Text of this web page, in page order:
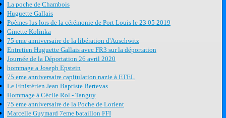
La poche de Chambois
Huguette Gallais
Poèmes lus lors de la cérémonie de Port Louis le 23 05 2019
Ginette Kolinka
75 eme anniversaire de la libération d'Auschwitz
Entretien Huguette Gallais avec FR3 sur la déportation
Journée de la Déportation 26 avril 2020
hommage a Joseph Epstein
75 eme anniversaire capitulation nazie à ETEL
Le Finistérien Jean Baptiste Bertevas
Hommage à Cécile Rol - Tanguy
75 eme anniversaire de la Poche de Lorient
Marcelle Guymard 7eme bataillon FFI